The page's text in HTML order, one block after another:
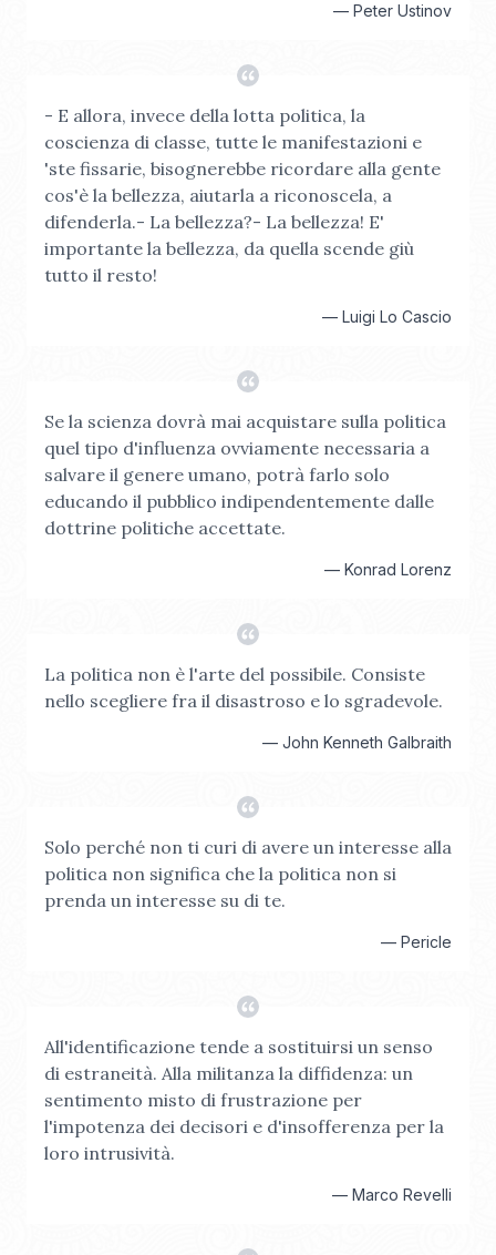
— Peter Ustinov
- E allora, invece della lotta politica, la
coscienza di classe, tutte le manifestazioni e
'ste fissarie, bisognerebbe ricordare alla gente
cos'è la bellezza, aiutarla a riconoscela, a
difenderla.- La bellezza?- La bellezza! E'
importante la bellezza, da quella scende giù
tutto il resto!
— Luigi Lo Cascio
Se la scienza dovrà mai acquistare sulla politica
quel tipo d'influenza ovviamente necessaria a
salvare il genere umano, potrà farlo solo
educando il pubblico indipendentemente dalle
dottrine politiche accettate.
— Konrad Lorenz
La politica non è l'arte del possibile. Consiste
nello scegliere fra il disastroso e lo sgradevole.
— John Kenneth Galbraith
Solo perché non ti curi di avere un interesse alla
politica non significa che la politica non si
prenda un interesse su di te.
— Pericle
All'identificazione tende a sostituirsi un senso
di estraneità. Alla militanza la diffidenza: un
sentimento misto di frustrazione per
l'impotenza dei decisori e d'insofferenza per la
loro intrusività.
— Marco Revelli